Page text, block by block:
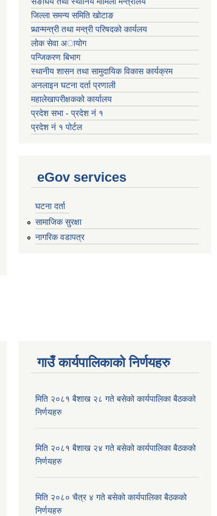
जिल्ला समन्य समिति खोटाङ
प्र्धान्मन्त्री तथा मन्त्री परिषदको कार्यलय
लोक सेवा अायोग
पन्जिकरण बिभाग
स्थानीय शासन तथा सामुदायिक विकास कार्यक्रम
अनलाइन घटना दर्ता प्रणाली
महालेखापरीक्षकको कार्यालय
प्रदेश सभा - प्रदेश नं १
प्रदेश नं १ पोर्टल
eGov services
घटना दर्ता
सामाजिक सुरक्षा
नागरिक वडापत्र
गाउँ कार्यपालिकाको निर्णयहरु
मिति २०८१ बैशाख २८ गते बसेको कार्यपालिका बैठकको
निर्णयहरु
मिति २०८१ बैशाख २४ गते बसेको कार्यपालिका बैठकको
निर्णयहरु
मिति २०८० चैत्र ४ गते बसेको कार्यपालिका बैठकको
निर्णयहरु